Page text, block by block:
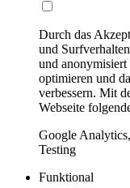
Durch das
und
und anonymisiert
optimieren und
verbessern. Mit
Webseite
Google
Testing
Funktional